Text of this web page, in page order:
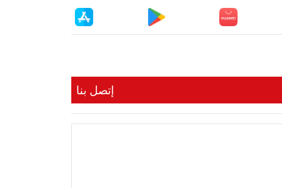
إتصل بنا